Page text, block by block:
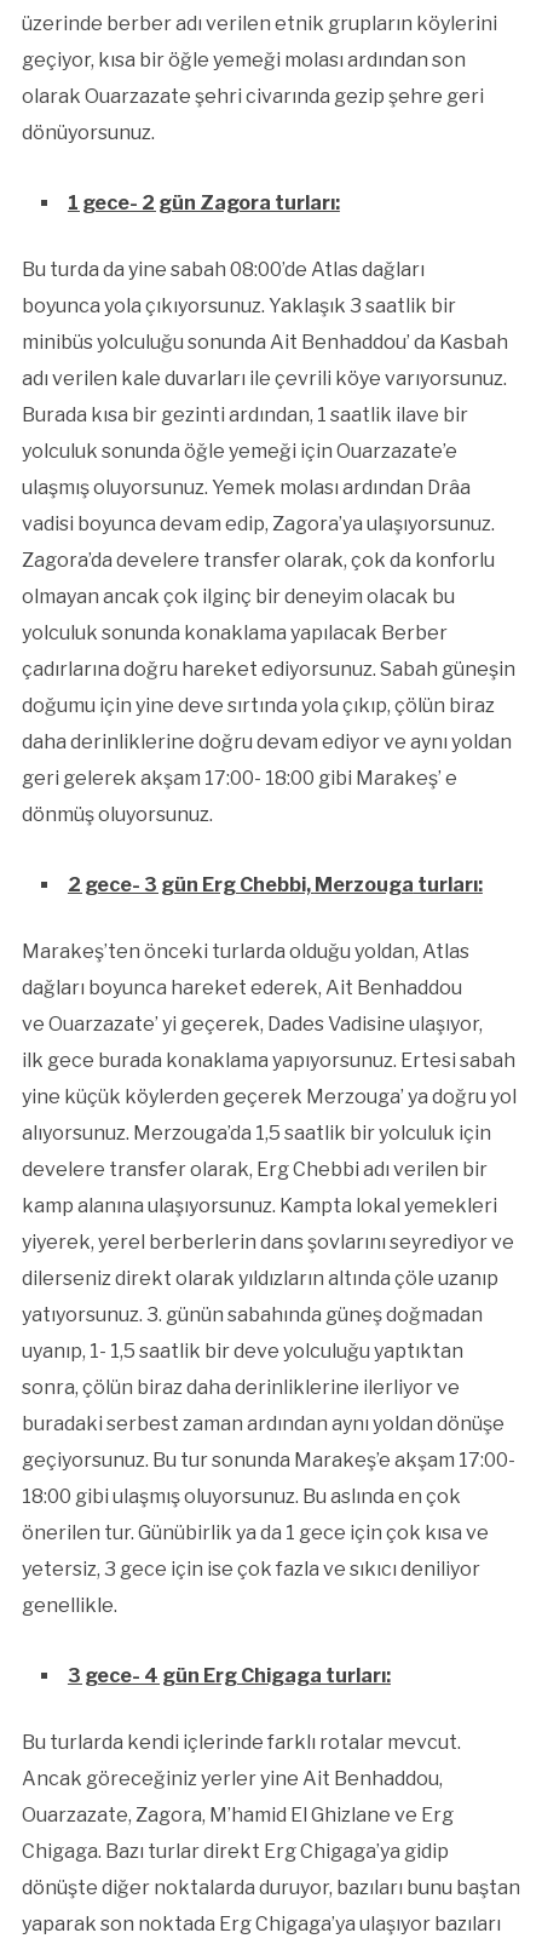
üzerinde berber adı verilen etnik grupların köylerini
geçiyor, kısa bir öğle yemeği molası ardından son
olarak Ouarzazate şehri civarında gezip şehre geri
dönüyorsunuz.
1 gece- 2 gün Zagora turları:
Bu turda da yine sabah 08:00’de Atlas dağları
boyunca yola çıkıyorsunuz. Yaklaşık 3 saatlik bir
minibüs yolculuğu sonunda Ait Benhaddou’ da Kasbah
adı verilen kale duvarları ile çevrili köye varıyorsunuz.
Burada kısa bir gezinti ardından, 1 saatlik ilave bir
yolculuk sonunda öğle yemeği için Ouarzazate’e
ulaşmış oluyorsunuz. Yemek molası ardından Drâa
vadisi boyunca devam edip, Zagora’ya ulaşıyorsunuz.
Zagora’da develere transfer olarak, çok da konforlu
olmayan ancak çok ilginç bir deneyim olacak bu
yolculuk sonunda konaklama yapılacak Berber
çadırlarına doğru hareket ediyorsunuz. Sabah güneşin
doğumu için yine deve sırtında yola çıkıp, çölün biraz
daha derinliklerine doğru devam ediyor ve aynı yoldan
geri gelerek akşam 17:00- 18:00 gibi Marakeş’ e
dönmüş oluyorsunuz.
2 gece- 3 gün Erg Chebbi, Merzouga turları:
Marakeş’ten önceki turlarda olduğu yoldan, Atlas
dağları boyunca hareket ederek, Ait Benhaddou
ve Ouarzazate’ yi geçerek, Dades Vadisine ulaşıyor,
ilk gece burada konaklama yapıyorsunuz. Ertesi sabah
yine küçük köylerden geçerek Merzouga’ ya doğru yol
alıyorsunuz. Merzouga’da 1,5 saatlik bir yolculuk için
develere transfer olarak, Erg Chebbi adı verilen bir
kamp alanına ulaşıyorsunuz. Kampta lokal yemekleri
yiyerek, yerel berberlerin dans şovlarını seyrediyor ve
dilerseniz direkt olarak yıldızların altında çöle uzanıp
yatıyorsunuz. 3. günün sabahında güneş doğmadan
uyanıp, 1- 1,5 saatlik bir deve yolculuğu yaptıktan
sonra, çölün biraz daha derinliklerine ilerliyor ve
buradaki serbest zaman ardından aynı yoldan dönüşe
geçiyorsunuz. Bu tur sonunda Marakeş’e akşam 17:00-
18:00 gibi ulaşmış oluyorsunuz. Bu aslında en çok
önerilen tur. Günübirlik ya da 1 gece için çok kısa ve
yetersiz, 3 gece için ise çok fazla ve sıkıcı deniliyor
genellikle.
3 gece- 4 gün Erg Chigaga turları:
Bu turlarda kendi içlerinde farklı rotalar mevcut.
Ancak göreceğiniz yerler yine Ait Benhaddou,
Ouarzazate, Zagora, M’hamid El Ghizlane ve Erg
Chigaga. Bazı turlar direkt Erg Chigaga’ya gidip
dönüşte diğer noktalarda duruyor, bazıları bunu baştan
yaparak son noktada Erg Chigaga’ya ulaşıyor bazıları